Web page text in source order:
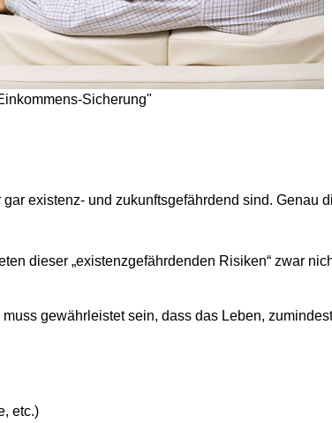
Sicherung"
gar existenz- und zukunftsgefährdend sind. Genau
dieser „existenzgefährdenden Risiken“ zwar
muss gewährleistetsein, dass das Leben,
etc.)